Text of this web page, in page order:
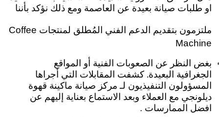
او طلبات صيانة بعيدة عن العاصمة ومع ذلك نؤكد بأننا
ملتزمون بتقديم الدعم الفني المُطلق لمنتجات Coffee
Machine
بغض النظر عن الصعوبات الفنية أو المواقع
الجغرافية البعيدة. كشفت المقابلات التي أجراها
المسؤولون التنفيذيون لـ مركز صيانة ماكينة قهوة
ديلونجي مع العملاء وبعد الاستماع بعناية إليهم عن
افضل الممارسات .